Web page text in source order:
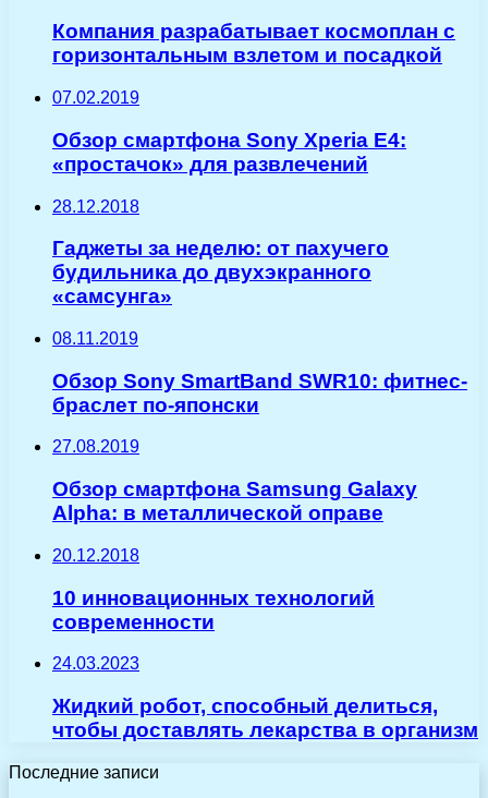
Компания разрабатывает космоплан с
горизонтальным взлетом и посадкой
07.02.2019
Обзор смартфона Sony Xperia E4:
«простачок» для развлечений
28.12.2018
Гаджеты за неделю: от пахучего
будильника до двухэкранного
«самсунга»
08.11.2019
Обзор Sony SmartBand SWR10: фитнес-
браслет по-японски
27.08.2019
Обзор смартфона Samsung Galaxy
Alpha: в металлической оправе
20.12.2018
10 инновационных технологий
современности
24.03.2023
Жидкий робот, способный делиться,
чтобы доставлять лекарства в организм
Последние записи